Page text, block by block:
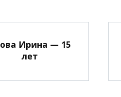
Ирина — 15
лет